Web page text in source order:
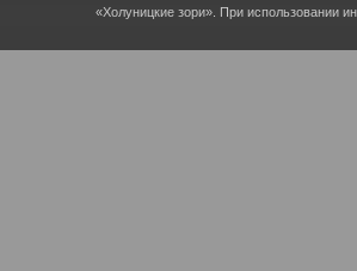
«Холуницкие зори». При использовании